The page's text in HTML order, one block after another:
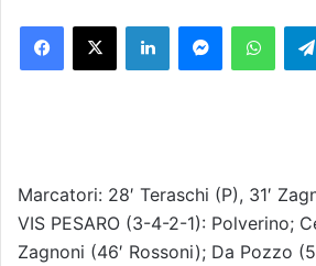
a
m
a
Marcatori: 28′ Teraschi (P), 31′
VIS PESARO (3-4-2-1): Polverino;
Zagnoni (46′ Rossoni); Da Pozzo